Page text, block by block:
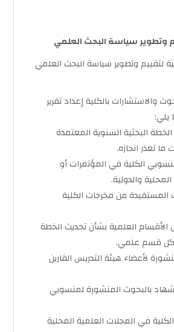
وتطوير سياسة البحث العلمي
لتقييم وتطوير سياسة البحث العلمي
والاستشارات بالكلية إعداد تقرير
البحثية السنوية المعتمدة
ما تعذر انجازه.
الكلية في المؤتمرات أو
والدولية.
المستفيدة من مخرجات الكلية
العلمية بشأن تحديث الخطة
بكل قسم علمي.
لأعضاء هيئة التدريس القارين
بالبحوث المنشورة لمنسوبي
في المجلات العلمية المحلية